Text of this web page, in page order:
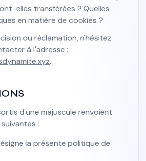
elles transférées ? Quelles
en matière de cookies ?
ou réclamation, n'hésitez
à l'adresse :
.
d'une majuscule renvoient
:
la présente politique de